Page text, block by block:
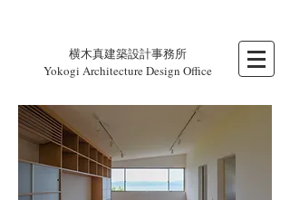
横木真建築設計事務所
Yokogi Architecture Design Office